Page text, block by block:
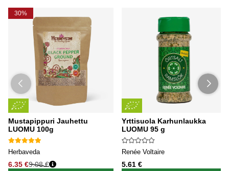
30%
Mustapippuri Jauhettu
LUOMU 100g
Herbaveda
6.35 €9.08 €
Yrttisuola Karhunlaukka
LUOMU 95 g
Renée Voltaire
5.61 €